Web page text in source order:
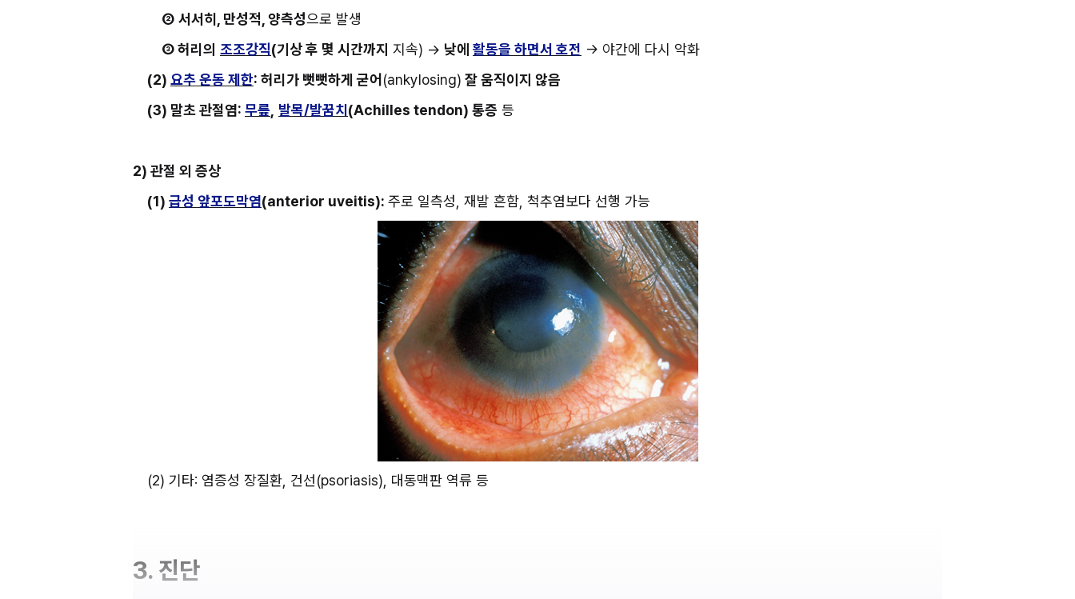
② 서서히, 만성적, 양측성으로 발생
③ 허리의 조조강직(기상 후 몇 시간까지 지속) → 낮에 활동을 하면서 호전 → 야간에 다시 악화
(2) 요추 운동 제한: 허리가 뻣뻣하게 굳어 (ankylosing) 잘 움직이지 않음
(3) 말초 관절염: 무릎 발목/발꿈치 (Achilles tendon) 통증 등
2) 관절 외 증상
(1) 급성 앞포도막염(anterior uveitis): 주로 일측성, 재발 흔함, 척추염보다 선행 가능
(2) 기타: 염증성 장질환, 건선(psoriasis), 대동맥판 역류 등
3. 진단